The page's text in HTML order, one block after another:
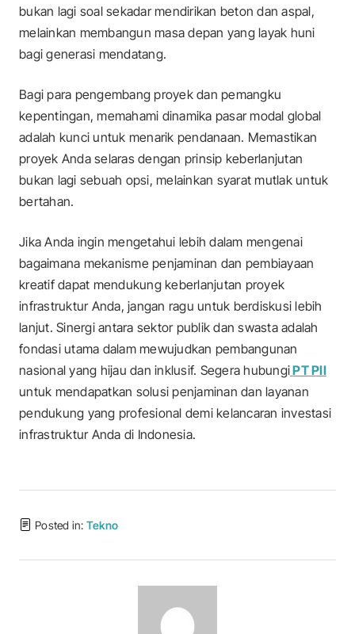
bukan lagi soal sekadar mendirikan beton dan aspal,
melainkan membangun masa depan yang layak huni
bagi generasi mendatang.
Bagi para pengembang proyek dan pemangku
kepentingan, memahami dinamika pasar modal global
adalah kunci untuk menarik pendanaan. Memastikan
proyek Anda selaras dengan prinsip keberlanjutan
bukan lagi sebuah opsi, melainkan syarat mutlak untuk
bertahan.
Jika Anda ingin mengetahui lebih dalam mengenai
bagaimana mekanisme penjaminan dan pembiayaan
kreatif dapat mendukung keberlanjutan proyek
infrastruktur Anda, jangan ragu untuk berdiskusi lebih
lanjut. Sinergi antara sektor publik dan swasta adalah
fondasi utama dalam mewujudkan pembangunan
nasional yang hijau dan inklusif. Segera hubungiPT PII
untuk mendapatkan solusi penjaminan dan layanan
pendukung yang profesional demi kelancaran investasi
infrastruktur Anda di Indonesia.
Posted in: Tekno